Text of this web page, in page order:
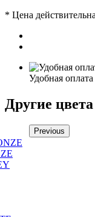
* Цена
Удобная оплата
Другие цвета
Previous